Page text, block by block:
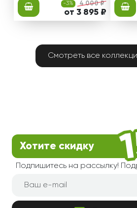
-3% 4 000 ₽
от 3 895 ₽
Смотреть все
Хотите скидку
Подпишитесь на рассылку!